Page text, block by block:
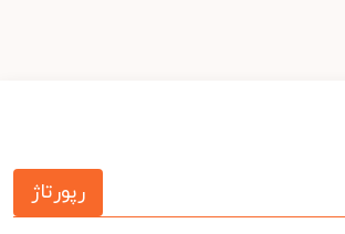
رپورتاژ